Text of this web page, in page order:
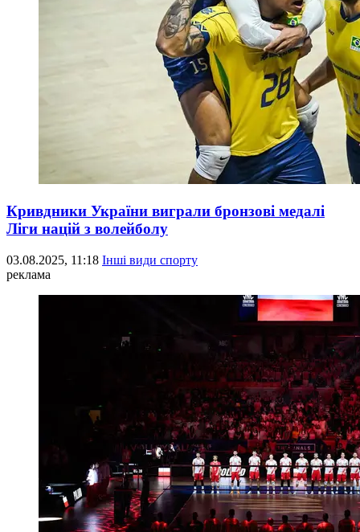
Кривдники України виграли бронзові медалі
Ліги націй з волейболу
03.08.2025, 11:18 Інші види спорту
реклама